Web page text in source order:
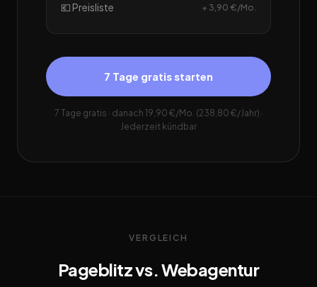
💶 Preisliste + 3,90 €/Mo.
7 Tage gratis starten
7 Tage gratis · danach 19,90 €/Mo. (238,80 €/Jahr) ·
Jederzeit kündbar
VERGLEICH
Pageblitz vs. Webagentur